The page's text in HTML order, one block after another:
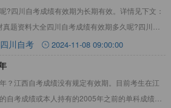
?四川自考成绩有效期为长期有效‌。详情见下文：
题资料大全四川自考成绩有效期多久呢?‌四川自
四川自考 2024-11-08 09:00:00
？江西自考成绩没有规定有效期。目前考生在江
自考成绩或本人持有的2005年之前的单科成绩合